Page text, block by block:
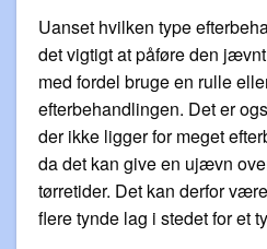
Uanset hvilken type
det vigtigt at påføre den
med fordel bruge en rulle
efterbehandlingen. Det er
der ikke ligger for meget
da det kan give en ujævn
tørretider. Det kan derfor
flere tynde lag i stedet for et